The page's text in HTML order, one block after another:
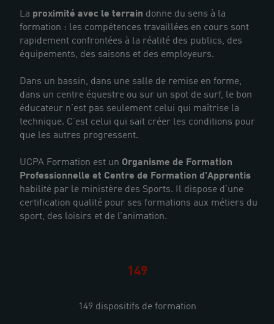
La proximité avec le terrain donne du sens à la
formation : les compétences travaillées en cours sont
rapidement confrontées à la réalité des publics, des
équipements, des saisons et des employeurs.
Dans un bassin, dans une salle de remise en forme,
dans un centre équestre ou sur un spot de surf, le bon
éducateur n’est pas seulement celui qui maîtrise la
technique. C’est celui qui sait créer les conditions pour
que les autres progressent.
UCPA Formation est un Organisme de Formation
Professionnelle et Centre de Formation d'Apprentis
habilité par le ministère des Sports. Il dispose d’une
certification qualité pour ses formations aux métiers du
sport, des loisirs et de l’animation.
149
149 dispositifs de formation